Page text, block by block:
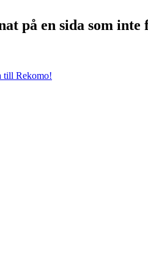
på en sida som inte
till Rekomo!